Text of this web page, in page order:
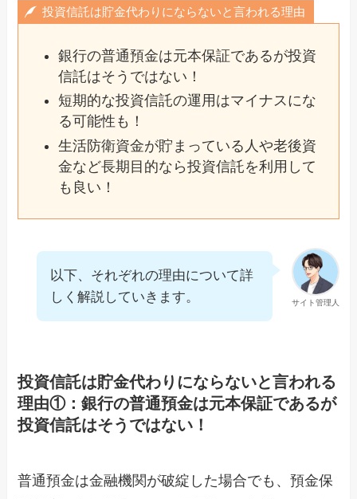
投資信託は貯金代わりにならないと言われる理由
銀行の普通預金は元本保証であるが投資
信託はそうではない！
短期的な投資信託の運用はマイナスにな
る可能性も！
生活防衛資金が貯まっている人や老後資
金など長期目的なら投資信託を利用して
も良い！
サイト管理人
以下、それぞれの理由について詳
しく解説していきます。
投資信託は貯金代わりにならないと言われる
理由①：銀行の普通預金は元本保証であるが
投資信託はそうではない！
普通預金は金融機関が破綻した場合でも、預金保